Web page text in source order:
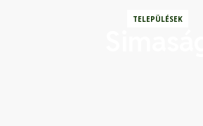
TELEPÜLÉSEK